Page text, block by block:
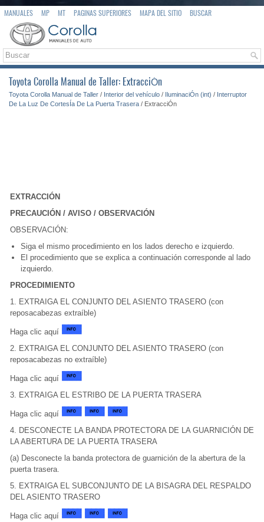
MANUALES MP MT PAGINAS SUPERIORES MAPA DEL SITIO BUSCAR
Toyota Corolla Manual de Taller: ExtracciÓn
Toyota Corolla Manual de Taller / Interior del vehículo / IluminaciÓn (int) / Interruptor
De La Luz De CortesÍa De La Puerta Trasera / ExtracciÓn
EXTRACCIÓN
PRECAUCIÓN / AVISO / OBSERVACIÓN
OBSERVACIÓN:
Siga el mismo procedimiento en los lados derecho e izquierdo.
El procedimiento que se explica a continuación corresponde al lado
izquierdo.
PROCEDIMIENTO
1. EXTRAIGA EL CONJUNTO DEL ASIENTO TRASERO (con
reposacabezas extraíble)
Haga clic aquí
2. EXTRAIGA EL CONJUNTO DEL ASIENTO TRASERO (con
reposacabezas no extraíble)
Haga clic aquí
3. EXTRAIGA EL ESTRIBO DE LA PUERTA TRASERA
Haga clic aquí
4. DESCONECTE LA BANDA PROTECTORA DE LA GUARNICIÓN DE
LA ABERTURA DE LA PUERTA TRASERA
(a) Desconecte la banda protectora de guarnición de la abertura de la
puerta trasera.
5. EXTRAIGA EL SUBCONJUNTO DE LA BISAGRA DEL RESPALDO
DEL ASIENTO TRASERO
Haga clic aquí